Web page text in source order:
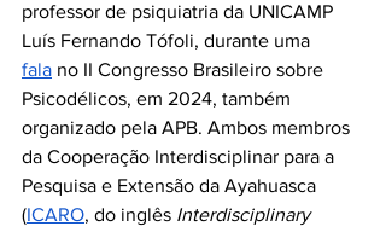
professor de psiquiatria da UNICAMP
Luís Fernando Tófoli, durante uma
fala no II Congresso Brasileiro sobre
Psicodélicos, em 2024, também
organizado pela APB. Ambos membros
da Cooperação Interdisciplinar para a
Pesquisa e Extensão da Ayahuasca
(ICARO, do inglês Interdisciplinary